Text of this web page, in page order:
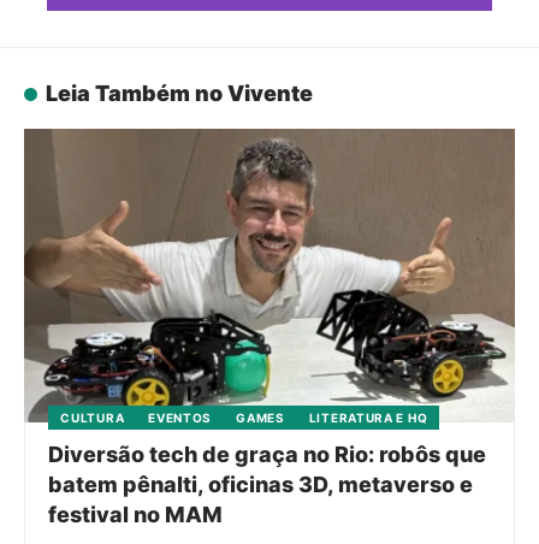
Leia Também no Vivente
CULTURA EVENTOS GAMES LITERATURA E HQ
Diversão tech de graça no Rio: robôs que
batem pênalti, oficinas 3D, metaverso e
festival no MAM